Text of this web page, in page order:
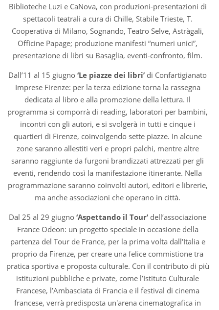
Biblioteche Luzi e CaNova, con produzioni-presentazioni di
spettacoli teatrali a cura di Chille, Stabile Trieste, T.
Cooperativa di Milano, Sognando, Teatro Selve, Astràgali,
Officine Papage; produzione manifesti “numeri unici”,
presentazione di libri su Basaglia, eventi-confronto, film.
Dall’11 al 15 giugno‘Le piazze dei libri’ di Confartigianato
Imprese Firenze: per la terza edizione torna la rassegna
dedicata al libro e alla promozione della lettura. Il
programma si comporrà di reading, laboratori per bambini,
incontri con gli autori, e si svolgerà in tutti e cinque i
quartieri di Firenze, coinvolgendo sette piazze. In alcune
zone saranno allestiti veri e propri palchi, mentre altre
saranno raggiunte da furgoni brandizzati attrezzati per gli
eventi, rendendo così la manifestazione itinerante. Nella
programmazione saranno coinvolti autori, editori e librerie,
ma anche associazioni che operano in città.
Dal 25 al 29 giugno ‘Aspettando il Tour’ dell’associazione
France Odeon: un progetto speciale in occasione della
partenza del Tour de France, per la prima volta dall'Italia e
proprio da Firenze, per creare una felice commistione tra
pratica sportiva e proposta culturale. Con il contributo di più
istituzioni pubbliche e private, come l’Istituto Culturale
Francese, l’Ambasciata di Francia e il festival di cinema
francese, verrà predisposta un'arena cinematografica in